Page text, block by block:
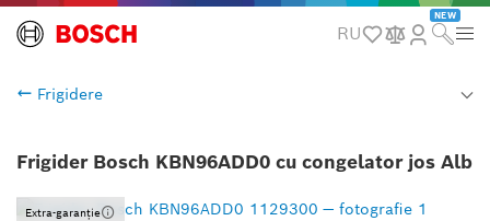
RU
NEW
Frigidere
Frigider Bosch KBN96ADD0 cu congelator jos Alb
Extra-garanție